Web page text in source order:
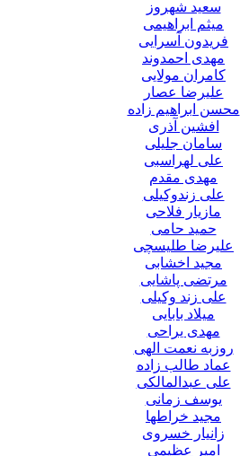
سعید شهروز
میثم ابراهیمی
فریدون آسرایی
مهدی احمدوند
کامران مولایی
علیرضا عصار
محسن ابراهیم زاده
افشین آذری
سامان جلیلی
علی لهراسبی
مهدی مقدم
علی زندوکیلی
مازیار فلاحی
حمید حامی
علیرضا طلیسچی
مجید اخشابی
مرتضی پاشایی
علی زند وکیلی
میلاد بابایی
مهدی یراحی
روزبه نعمت الهی
عماد طالب زاده
علی عبدالمالکی
یوسف زمانی
مجید خراطها
زانیار خسروی
امیر عظیمی